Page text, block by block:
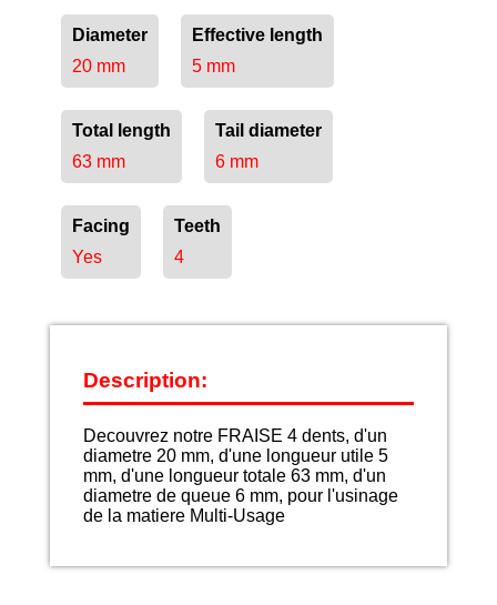
Diameter
20 mm
Effective length
5 mm
Total length
63 mm
Tail diameter
6 mm
Facing
Yes
Teeth
4
Description:
Decouvrez notre FRAISE 4 dents, d'un
diametre 20 mm, d'une longueur utile 5
mm, d'une longueur totale 63 mm, d'un
diametre de queue 6 mm, pour l'usinage
de la matiere Multi-Usage